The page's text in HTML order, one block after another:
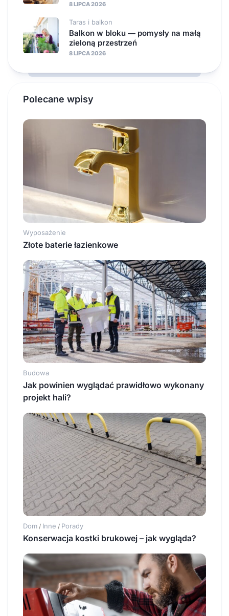
8 LIPCA 2026
Taras i balkon
Balkon w bloku — pomysły na małą
zieloną przestrzeń
8 LIPCA 2026
Polecane wpisy
Wyposażenie
Złote baterie łazienkowe
Budowa
Jak powinien wyglądać prawidłowo wykonany
projekt hali?
Dom / Inne / Porady
Konserwacja kostki brukowej – jak wygląda?